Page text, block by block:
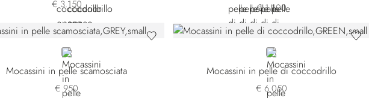
€ 3.150 € 1.100
GREY
Mocassini in pelle scamosciata
€ 950
GREEN
Mocassini in pelle di coccodrillo
€ 6.050